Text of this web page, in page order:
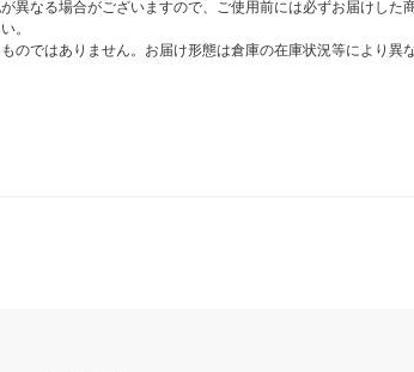
なる場合がございますので、ご使用前には必ずお届けした
。
ではありません。お届け形態は倉庫の在庫状況等により異